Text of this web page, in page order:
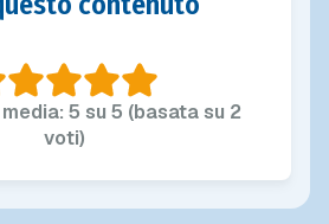
5 su 5 (basata su 2
voti)